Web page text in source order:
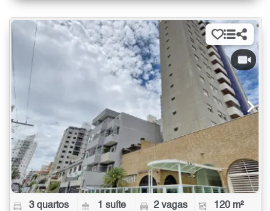
3 quartos 1 suíte 2 vagas 120 m²